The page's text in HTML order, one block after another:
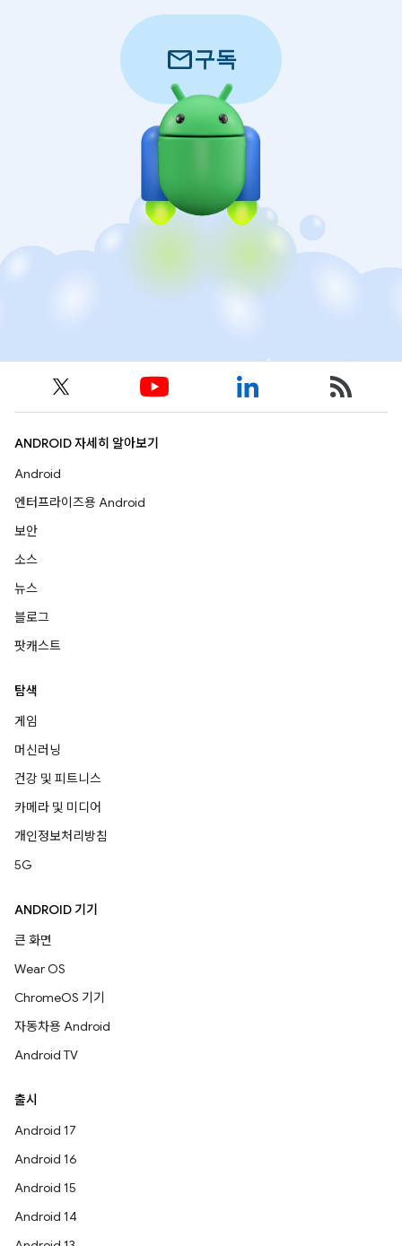
mail구독
ANDROID 자세히 알아보기
Android
엔터프라이즈용 Android
보안
소스
뉴스
블로그
팟캐스트
탐색
게임
머신러닝
건강 및 피트니스
카메라 및 미디어
개인정보처리방침
5G
ANDROID 기기
큰 화면
Wear OS
ChromeOS 기기
자동차용 Android
Android TV
출시
Android 17
Android 16
Android 15
Android 14